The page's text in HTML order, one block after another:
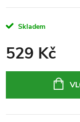
Skladem
529 Kč